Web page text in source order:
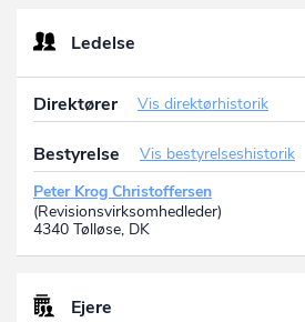
Ledelse
Direktører Vis direktørhistorik
Bestyrelse
Vis bestyrelseshistorik
Peter Krog Christoffersen
(Revisionsvirksomhedleder)
4340 Tølløse, DK
Ejere